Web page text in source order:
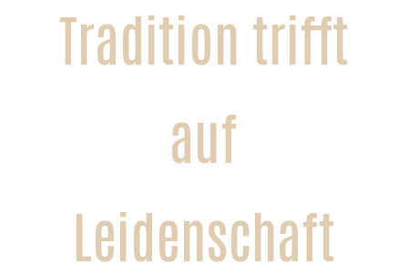
Tradition trifft
auf
Leidenschaft